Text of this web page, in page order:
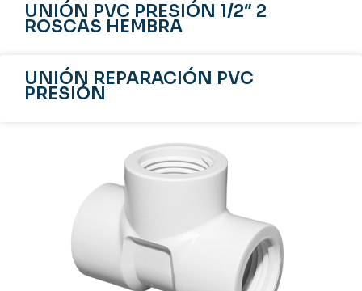
UNIÓN PVC PRESIÓN 1/2″ 2
ROSCAS HEMBRA
UNIÓN REPARACIÓN PVC
PRESIÓN